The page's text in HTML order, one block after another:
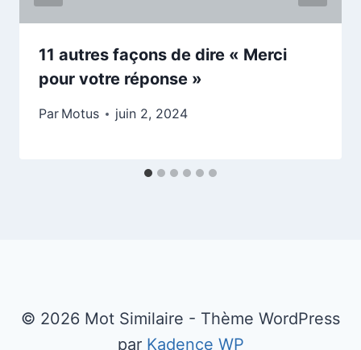
11 autres façons de dire « Merci
pour votre réponse »
Par Motus juin 2, 2024
© 2026 Mot Similaire - Thème WordPress
par Kadence WP